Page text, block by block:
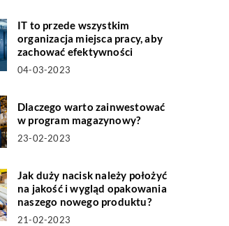
IT to przede wszystkim
organizacja miejsca pracy, aby
zachować efektywności
04-03-2023
Dlaczego warto zainwestować
w program magazynowy?
23-02-2023
Jak duży nacisk należy położyć
na jakość i wygląd opakowania
naszego nowego produktu?
21-02-2023